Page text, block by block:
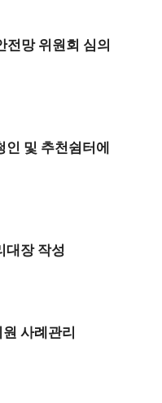
망 위원회 심의
및 추천쉼터에
장 작성
사례관리